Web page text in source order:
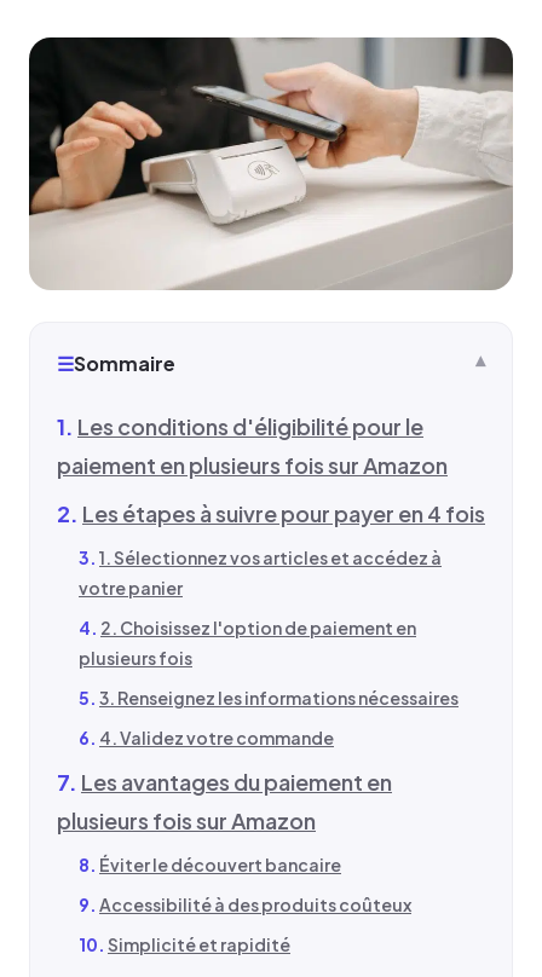
☰Sommaire
Les conditions d'éligibilité pour le
paiement en plusieurs fois sur Amazon
Les étapes à suivre pour payer en 4 fois
1. Sélectionnez vos articles et accédez à
votre panier
2. Choisissez l'option de paiement en
plusieurs fois
3. Renseignez les informations nécessaires
4. Validez votre commande
Les avantages du paiement en
plusieurs fois sur Amazon
Éviter le découvert bancaire
Accessibilité à des produits coûteux
Simplicité et rapidité